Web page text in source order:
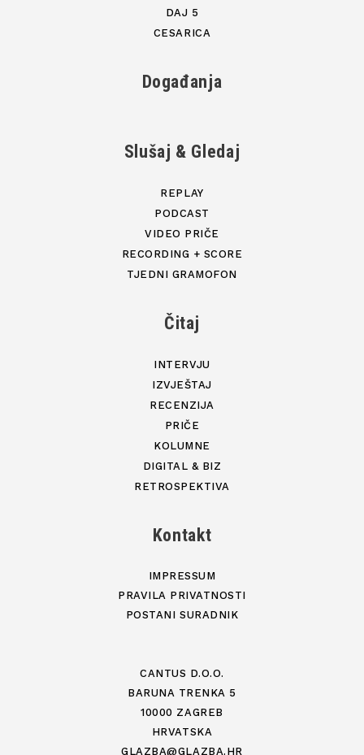
DAJ 5
CESARICA
Događanja
Slušaj & Gledaj
REPLAY
PODCAST
VIDEO PRIČE
RECORDING + SCORE
TJEDNI GRAMOFON
Čitaj
INTERVJU
IZVJEŠTAJ
RECENZIJA
PRIČE
KOLUMNE
DIGITAL & BIZ
RETROSPEKTIVA
Kontakt
IMPRESSUM
PRAVILA PRIVATNOSTI
POSTANI SURADNIK
CANTUS D.O.O.
BARUNA TRENKA 5
10000 ZAGREB
HRVATSKA
GLAZBA@GLAZBA.HR